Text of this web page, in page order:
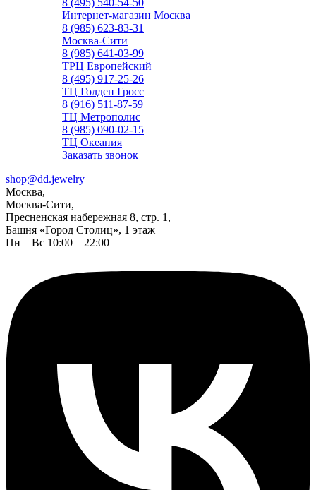
8 (495) 540-54-50
Интернет-магазин Москва
8 (985) 623-83-31
Москва-Сити
8 (985) 641-03-99
ТРЦ Европейский
8 (495) 917-25-26
ТЦ Голден Гросс
8 (916) 511-87-59
ТЦ Метрополис
8 (985) 090-02-15
ТЦ Океания
Заказать звонок
shop@dd.jewelry
Москва,
Москва-Сити,
Пресненская набережная 8, стр. 1,
Башня «Город Столиц», 1 этаж
Пн—Вс 10:00 – 22:00